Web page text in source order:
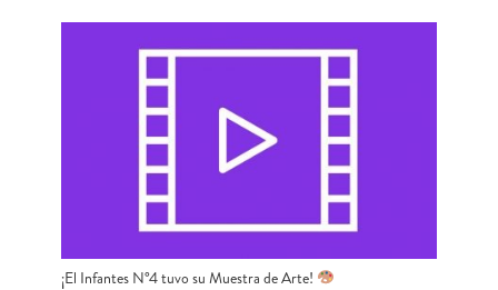
¡El Infantes N°4 tuvo su Muestra de Arte!